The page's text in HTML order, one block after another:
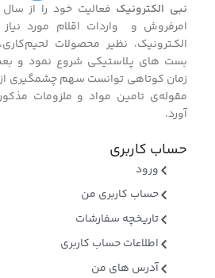
نبی الکترونیک
امرفروش و واردات اقلام مورد
الکـترونیک، نظیر محصولات
بست ‌های پـلاستیکی شروع نمود و
زمان کوتاهی توانست سهم چشمگیری از
مقوله‌ی تامین مواد و ملزومات
آورد.
حساب کاربری
ورود
حساب کاربری من
تاریخچه سفارشات
اطلاعات حساب کاربری
آدرس های من